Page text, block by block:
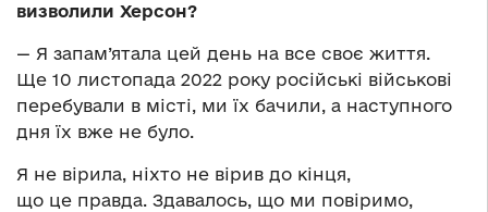
визволили Херсон?
— Я запам’ятала цей день на все своє життя.
Ще 10 листопада 2022 року російські військові
перебували в місті, ми їх бачили, а наступного
дня їх вже не було.
Я не вірила, ніхто не вірив до кінця,
що це правда. Здавалось, що ми повіримо,